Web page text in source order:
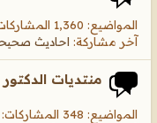
المواضيع: 1,360 المشاركات: 5,889
آخر مشاركة: احاديث
منتديات
المواضيع: 348 المشاركات: 741